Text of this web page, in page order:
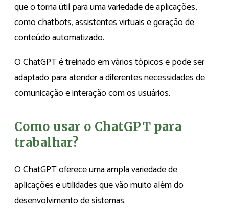
que o torna útil para uma variedade de aplicações,
como chatbots, assistentes virtuais e geração de
conteúdo automatizado.
O ChatGPT é treinado em vários tópicos e pode ser
adaptado para atender a diferentes necessidades de
comunicação e interação com os usuários.
Como usar o ChatGPT para
trabalhar?
O ChatGPT oferece uma ampla variedade de
aplicações e utilidades que vão muito além do
desenvolvimento de sistemas.